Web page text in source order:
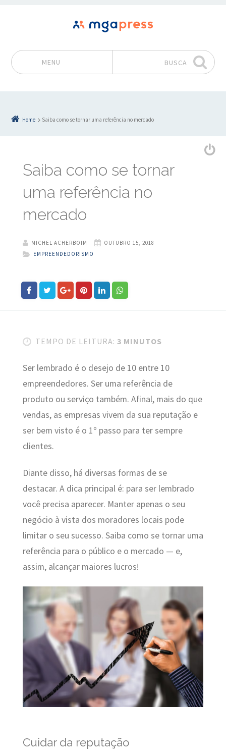
MENU BUSCA
Home Saiba como se tornar uma referência no mercado
Saiba como se tornar
uma referência no
mercado
MICHEL ACHERBOIM
OUTUBRO 15, 2018
EMPREENDEDORISMO
TEMPO DE LEITURA: 3 MINUTOS
Ser lembrado é o desejo de 10 entre 10
empreendedores. Ser uma referência de
produto ou serviço também. Afinal, mais do que
vendas, as empresas vivem da sua reputação e
ser bem visto é o 1º passo para ter sempre
clientes.
Diante disso, há diversas formas de se
destacar. A dica principal é: para ser lembrado
você precisa aparecer. Manter apenas o seu
negócio à vista dos moradores locais pode
limitar o seu sucesso. Saiba como se tornar uma
referência para o público e o mercado — e,
assim, alcançar maiores lucros!
Cuidar da reputação